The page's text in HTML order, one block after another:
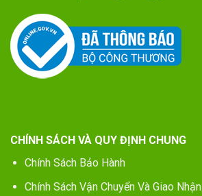
CHÍNH SÁCH VÀ QUY ĐỊNH CHUNG
Chính Sách Bảo Hành
Chính Sách Vận Chuyển Và Giao Nhận